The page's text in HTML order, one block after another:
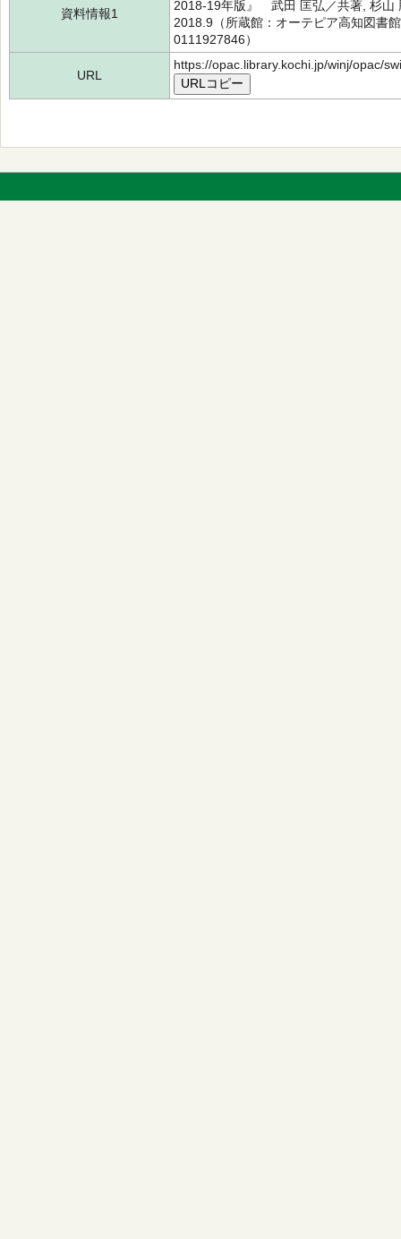
資料情報1
2018-19年版』 武田 匡弘／共著, 杉
2018.9（所蔵館：オーテピア高知図
0111927846）
URL
https://opac.library.kochi.jp/winj/opac/
URLコピー